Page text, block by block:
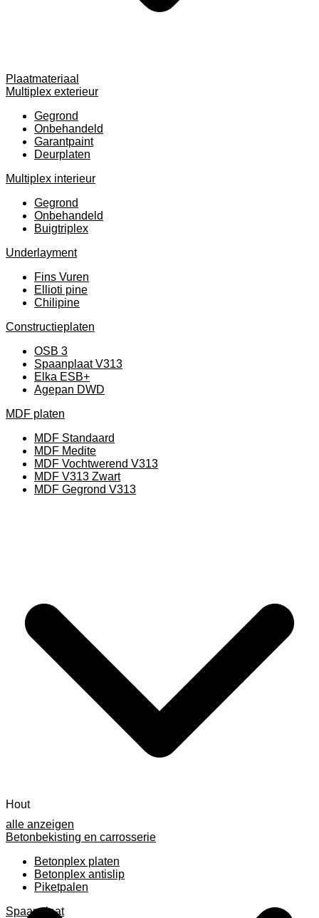
Plaatmateriaal
Multiplex exterieur
Gegrond
Onbehandeld
Garantpaint
Deurplaten
Multiplex interieur
Gegrond
Onbehandeld
Buigtriplex
Underlayment
Fins Vuren
Ellioti pine
Chilipine
Constructieplaten
OSB 3
Spaanplaat V313
Elka ESB+
Agepan DWD
MDF platen
MDF Standaard
MDF Medite
MDF Vochtwerend V313
MDF V313 Zwart
MDF Gegrond V313
alle anzeigen
Betonbekisting en carrosserie
Betonplex platen
Betonplex antislip
Piketpalen
Spaanplaat
Hout